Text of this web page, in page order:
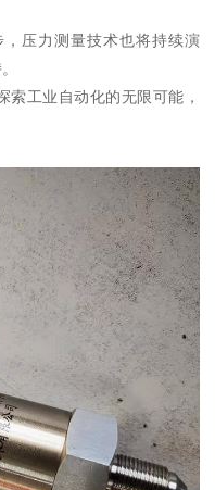
压力测量技术也将持续演
索工业自动化的无限可能，